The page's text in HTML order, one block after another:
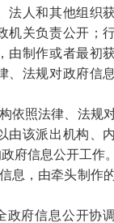
法人和其他组织
机关负责公开；
由制作或者最初
、法规对政府信
依照法律、法规
由该派出机构、
府信息公开工作
息，由牵头制作
府信息公开协